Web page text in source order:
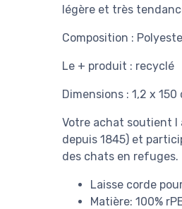
légère et très
Composition :
Le + produit : recyclé
Dimensions : 1,2 x 150
Votre achat soutient l
depuis 1845) et
des chats en refuges.
Laisse corde
Matière: 100%